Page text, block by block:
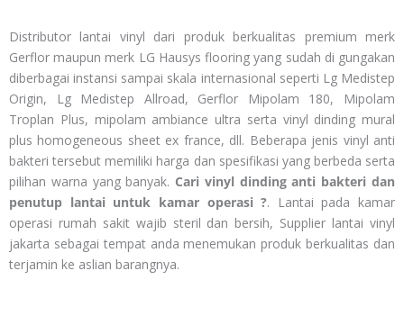
Distributor lantai vinyl dari produk berkualitas premium merk
Gerflor maupun merk LG Hausys flooring yang sudah di gungakan
diberbagai instansi sampai skala internasional seperti Lg Medistep
Origin, Lg Medistep Allroad, Gerflor Mipolam 180, Mipolam
Troplan Plus, mipolam ambiance ultra serta vinyl dinding mural
plus homogeneous sheet ex france, dll. Beberapa jenis vinyl anti
bakteri tersebut memiliki harga dan spesifikasi yang berbeda serta
pilihan warna yang banyak. Cari vinyl dinding anti bakteri dan
penutup lantai untuk kamar operasi ?. Lantai pada kamar
operasi rumah sakit wajib steril dan bersih, Supplier lantai vinyl
jakarta sebagai tempat anda menemukan produk berkualitas dan
terjamin ke aslian barangnya.